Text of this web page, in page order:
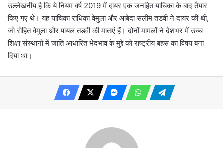
उल्लेखनीय है कि ये नियम वर्ष 2019 में दायर एक जनहित याचिका के बाद तैयार
किए गए थे। यह याचिका राधिका वेमुला और आबेदा सलीम तडवी ने दायर की थी,
जो रोहित वेमुला और पायल तडवी की माताएं हैं। दोनों मामलों ने देशभर में उच्च
शिक्षा संस्थानों में जाति आधारित भेदभाव के मुद्दे को राष्ट्रीय बहस का विषय बना
दिया था।